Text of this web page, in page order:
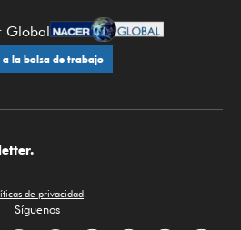
Global
a la bolsa de trabajo
de privacidad.
Síguenos